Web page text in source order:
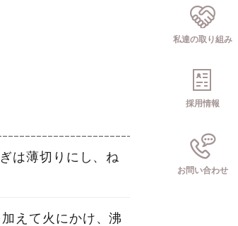
私達の取り組み
採用情報
お問い合わせ
は薄切りにし、ね
えて火にかけ、沸